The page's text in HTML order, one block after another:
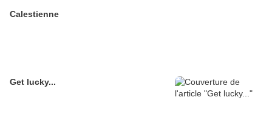
Calestienne
Get lucky...